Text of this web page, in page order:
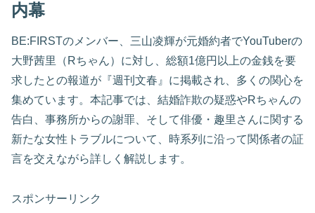
内幕
BE:FIRSTのメンバー、三山凌輝が元婚約者でYouTuberの
大野茜里（Rちゃん）に対し、総額1億円以上の金銭を要
求したとの報道が『週刊文春』に掲載され、多くの関心を
集めています。本記事では、結婚詐欺の疑惑やRちゃんの
告白、事務所からの謝罪、そして俳優・趣里さんに関する
新たな女性トラブルについて、時系列に沿って関係者の証
言を交えながら詳しく解説します。
スポンサーリンク